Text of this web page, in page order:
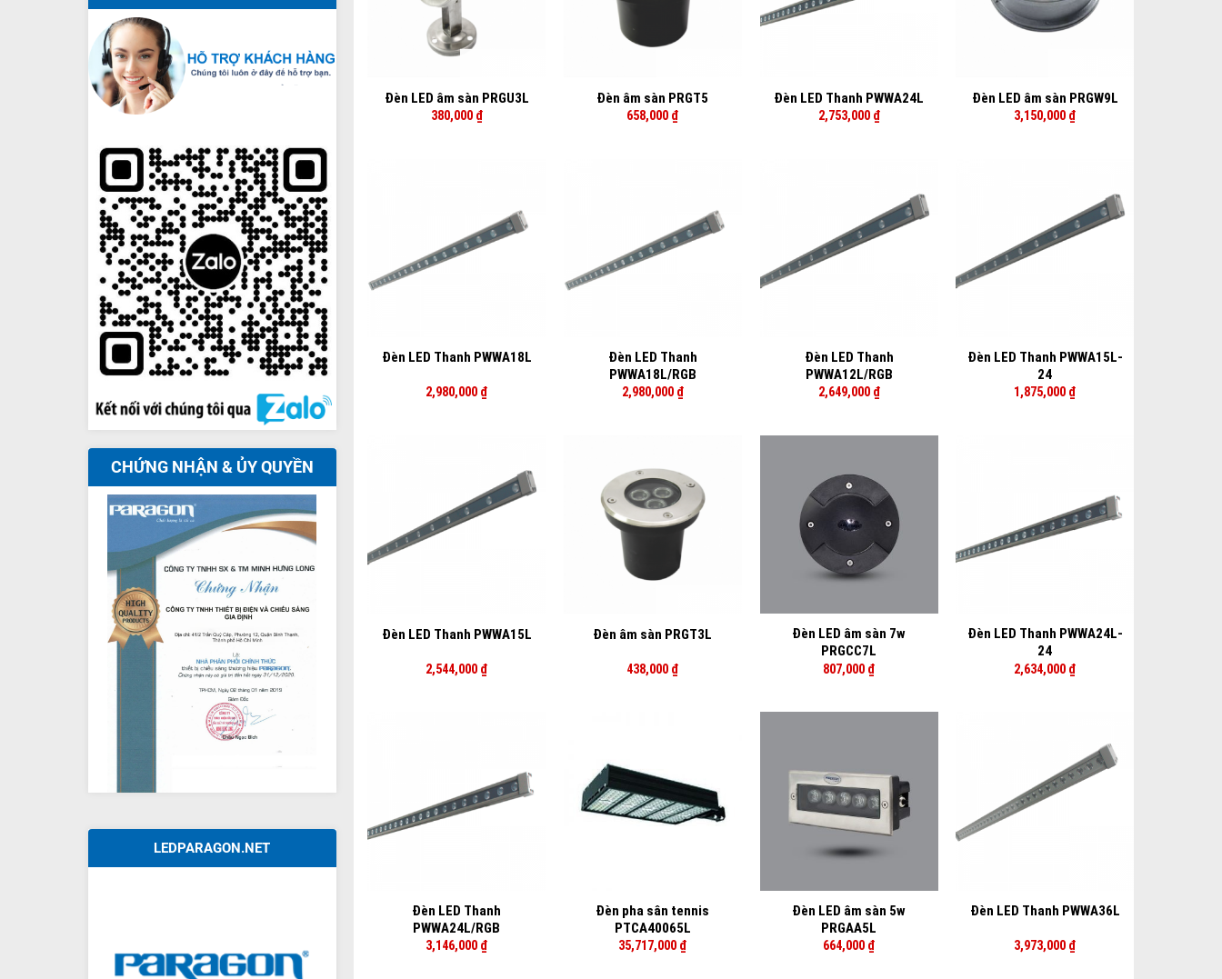
CHỨNG NHẬN & ỦY QUYỀN
LEDPARAGON.NET
Đèn LED âm sàn PRGU3L
380,000 ₫
Đèn âm sàn PRGT5
658,000 ₫
Đèn LED Thanh PWWA24L
2,753,000 ₫
Đèn LED âm sàn PRGW9L
3,150,000 ₫
Đèn LED Thanh PWWA18L
2,980,000 ₫
Đèn LED Thanh
PWWA18L/RGB
2,980,000 ₫
Đèn LED Thanh
PWWA12L/RGB
2,649,000 ₫
Đèn LED Thanh PWWA15L-
24
1,875,000 ₫
Đèn LED Thanh PWWA15L
2,544,000 ₫
Đèn âm sàn PRGT3L
438,000 ₫
Đèn LED âm sàn 7w
PRGCC7L
807,000 ₫
Đèn LED Thanh PWWA24L-
24
2,634,000 ₫
Đèn LED Thanh
PWWA24L/RGB
3,146,000 ₫
Đèn pha sân tennis
PTCA40065L
35,717,000 ₫
Đèn LED âm sàn 5w
PRGAA5L
664,000 ₫
Đèn LED Thanh PWWA36L
3,973,000 ₫